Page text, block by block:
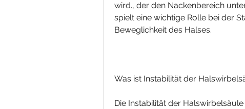
wird., der den Nackenbereich
spielt eine wichtige Rolle bei der
Beweglichkeit des Halses.
Was ist Instabilität der
Die Instabilität der